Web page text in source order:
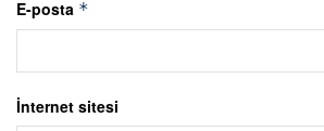
E-posta *
İnternet sitesi